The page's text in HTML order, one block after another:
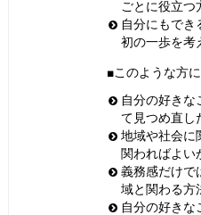
ごとに役立つ
自分にもでき
初の一歩を考
■このような方
自分の好きな
て見つめ直し
地域や社会に
関わればよい
義務感だけで
域と関わる方
自分の好きな